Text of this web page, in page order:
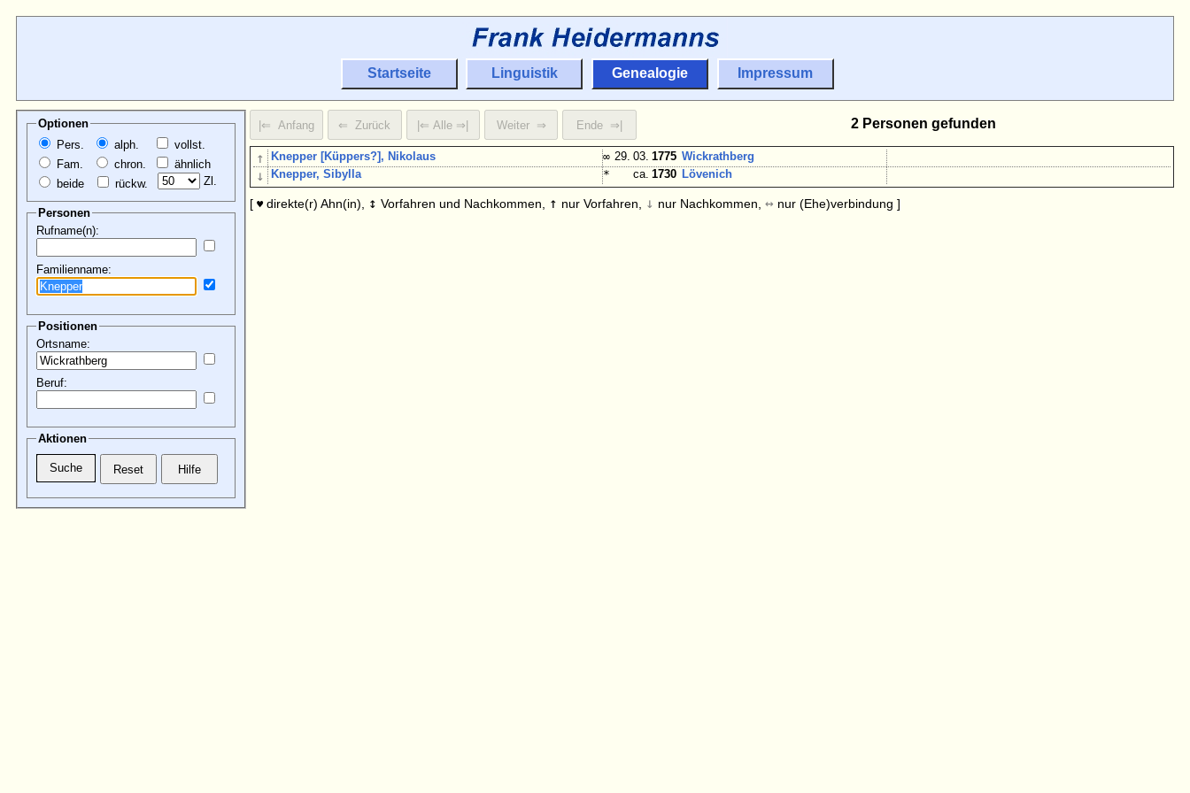
Startseite Linguistik Genealogie Impressum
Optionen
Pers.
Fam.
beide
alph.
chron.
rückw.
vollst.
ähnlich
Zl.
Personen
Rufname(n):
Familienname:
Positionen
Ortsname:
Beruf:
Aktionen
2 Personen gefunden
↑ Knepper [Küppers?], Nikolaus ∞ 29. 03. 1775 Wickrathberg
↓ Knepper, Sibylla * ca. 1730 Lövenich
[ ♥ direkte(r) Ahn(in), ↕ Vorfahren und Nachkommen, ↑ nur Vorfahren, ↓ nur Nachkommen, ↔ nur (Ehe)verbindung ]